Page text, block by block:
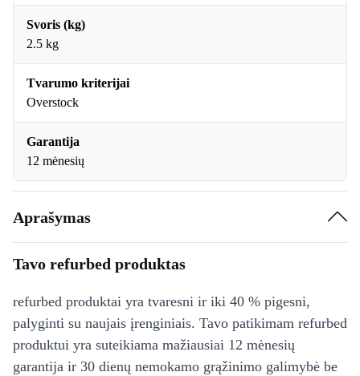
Svoris (kg)
2.5 kg
Tvarumo kriterijai
Overstock
Garantija
12 mėnesių
Aprašymas
Tavo refurbed produktas
refurbed produktai yra tvaresni ir iki 40 % pigesni,
palyginti su naujais įrenginiais. Tavo patikimam refurbed
produktui yra suteikiama mažiausiai 12 mėnesių
garantija ir 30 dienų nemokamo grąžinimo galimybė be